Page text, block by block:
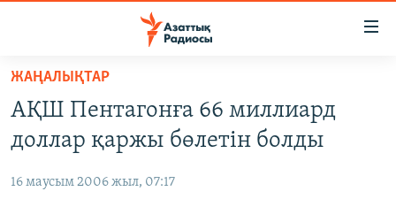
Skip
main
content
to
САЯСАТ
AZATTYQTV
ҚАҢТАР ОҚИҒАСЫ
ЖАҢАЛЫҚТАР
АҚШ Пентагонға 66 миллиард
доллар қаржы бөлетін болды
16 маусым 2006 жыл, 07:17